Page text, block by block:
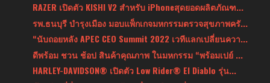
RAZER เปิดตัว KISHI V2 สำหรับ iPhoneสุดยอดผลิตภัณฑ...
รพ.ธนบุรี บำรุงเมือง มอบแพ็กเกจมหกรรมตรวจสุขภาพครั...
“นับถอยหลัง APEC CEO Summit 2022 เวทีแลกเปลี่ยนควา...
ดีพร้อม ชวน ช้อป สินค้าคุณภาพ ในมหกรรม “พร้อมเปย์ ...
HARLEY-DAVIDSON® เปิดตัว Low Rider® El Diablo รุ่น...